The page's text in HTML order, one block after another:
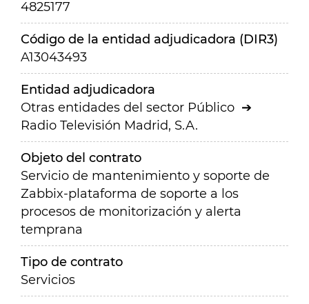
4825177
Código de la entidad adjudicadora (DIR3)
A13043493
Entidad adjudicadora
Otras entidades del sector Público
Radio Televisión Madrid, S.A.
Objeto del contrato
Servicio de mantenimiento y soporte de
Zabbix-plataforma de soporte a los
procesos de monitorización y alerta
temprana
Tipo de contrato
Servicios